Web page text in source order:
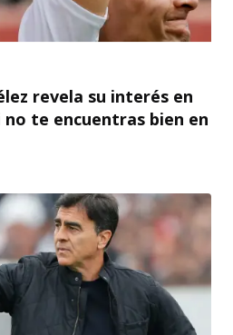
revela su interés en
no te encuentras bien en